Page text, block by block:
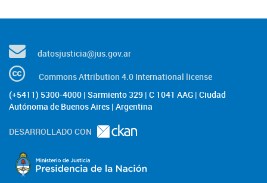
datosjusticia@jus.gov.ar
Commons Attribution 4.0 International license
(+5411) 5300-4000 | Sarmiento 329 | C 1041 AAG | Ciudad
Autónoma de Buenos Aires | Argentina
DESARROLLADO CON